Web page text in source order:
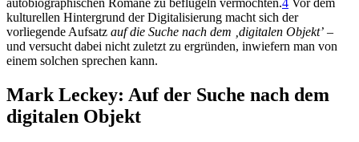
autobiographischen Romane zu beflügeln vermochten.4 Vor dem
kulturellen Hintergrund der Digitalisierung macht sich der
vorliegende Aufsatz auf die Suche nach dem ‚digitalen Objekt’ –
und versucht dabei nicht zuletzt zu ergründen, inwiefern man von
einem solchen sprechen kann.
Mark Leckey: Auf der Suche nach dem
digitalen Objekt